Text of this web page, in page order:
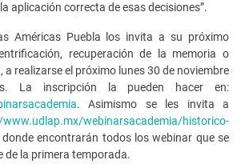
aplicación correcta de esas decisiones”.
Américas Puebla los invita a su próximo
recuperación de la memoria o
realizarse el próximo lunes 30 de noviembre
La inscripción la pueden hacer en:
. Asimismo se les invita a
www.udlap.mx/webinarsacademia/historico-
donde encontrarán todos los webinar que se
de la primera temporada.